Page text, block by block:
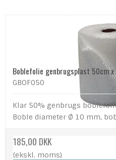
Boblefolie genbrugsplast 50cm
GBOF050
Klar 50% genbrugs
Boble diameter Ø 10 mm,
185,00 DKK
(ekskl. moms)